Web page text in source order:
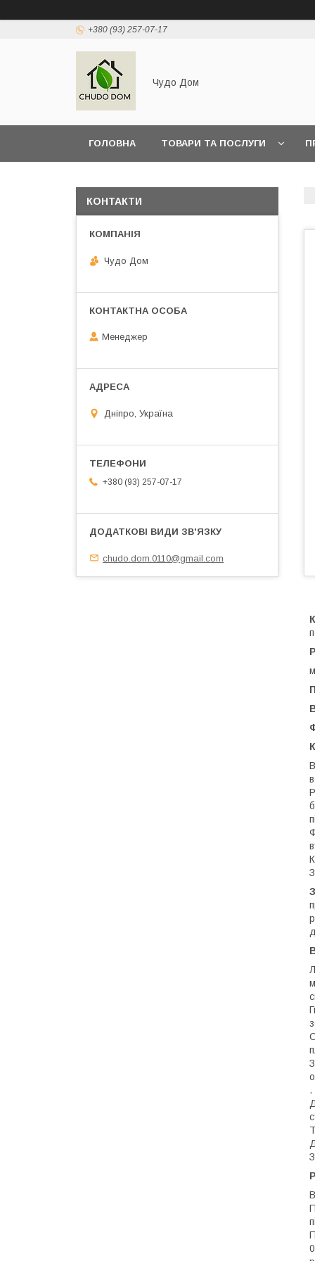
+380 (93) 257-07-17
Чудо Дом
ГОЛОВНА ТОВАРИ ТА ПОСЛУГИ
.
КОНТАКТИ
Чудо Дом
Менеджер
Дніпро, Україна
+380 (93) 257-07-17
chudo.dom.0110@gmail.com